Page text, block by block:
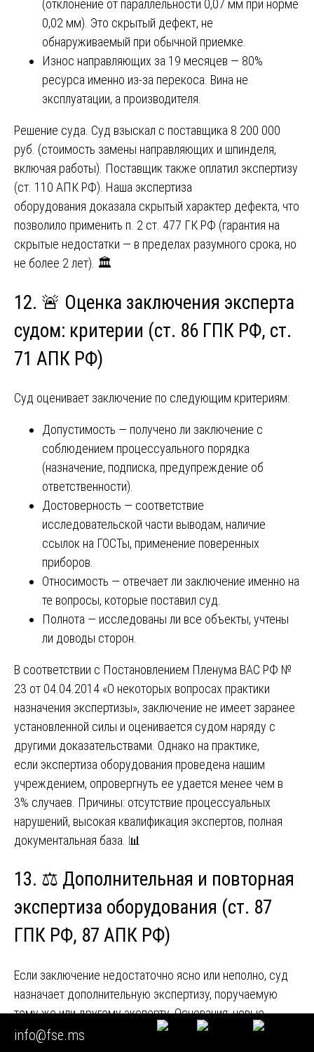
(отклонение от параллельности 0,07 мм при норме
0,02 мм). Это скрытый дефект, не
обнаруживаемый при обычной приемке.
Износ направляющих за 19 месяцев — 80%
ресурса именно из-за перекоса. Вина не
эксплуатации, а производителя.
Решение суда. Суд взыскал с поставщика 8 200 000
руб. (стоимость замены направляющих и шпинделя,
включая работы). Поставщик также оплатил экспертизу
(ст. 110 АПК РФ). Наша экспертиза
оборудования доказала скрытый характер дефекта, что
позволило применить п. 2 ст. 477 ГК РФ (гарантия на
скрытые недостатки — в пределах разумного срока, но
не более 2 лет). 🏛️
12. 🚨 Оценка заключения эксперта
судом: критерии (ст. 86 ГПК РФ, ст.
71 АПК РФ)
Суд оценивает заключение по следующим критериям:
Допустимость — получено ли заключение с
соблюдением процессуального порядка
(назначение, подписка, предупреждение об
ответственности).
Достоверность — соответствие
исследовательской части выводам, наличие
ссылок на ГОСТы, применение поверенных
приборов.
Относимость — отвечает ли заключение именно на
те вопросы, которые поставил суд.
Полнота — исследованы ли все объекты, учтены
ли доводы сторон.
В соответствии с Постановлением Пленума ВАС РФ №
23 от 04.04.2014 «О некоторых вопросах практики
назначения экспертизы», заключение не имеет заранее
установленной силы и оценивается судом наряду с
другими доказательствами. Однако на практике,
если экспертиза оборудования проведена нашим
учреждением, опровергнуть ее удается менее чем в
3% случаев. Причины: отсутствие процессуальных
нарушений, высокая квалификация экспертов, полная
документальная база. 📊
13. ⚖️ Дополнительная и повторная
экспертиза оборудования (ст. 87
ГПК РФ, 87 АПК РФ)
Если заключение недостаточно ясно или неполно, суд
назначает дополнительную экспертизу, поручаемую
тому же или другому эксперту. Основания: новые
вопросы, необходимость исследования
info@fse.ms